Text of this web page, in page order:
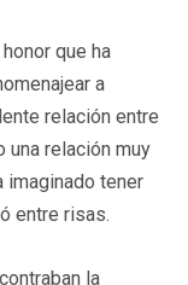
que ha
a
relación entre
una relación muy
imaginado tener
entre risas.
la